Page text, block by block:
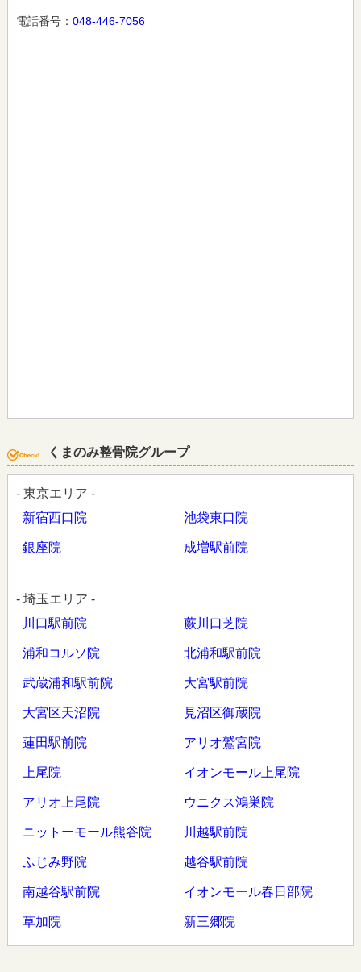
電話番号： 048-446-7056
くまのみ整骨院グループ
- 東京エリア -
新宿西口院
池袋東口院
銀座院 成増駅前院
- 埼玉エリア -
川口駅前院
蕨川口芝院
浦和コルソ院 北浦和駅前院
武蔵浦和駅前院 大宮駅前院
大宮区天沼院 見沼区御蔵院
蓮田駅前院 アリオ鷲宮院
上尾院 イオンモール上尾院
アリオ上尾院 ウニクス鴻巣院
ニットーモール熊谷院 川越駅前院
ふじみ野院 越谷駅前院
南越谷駅前院 イオンモール春日部院
草加院 新三郷院